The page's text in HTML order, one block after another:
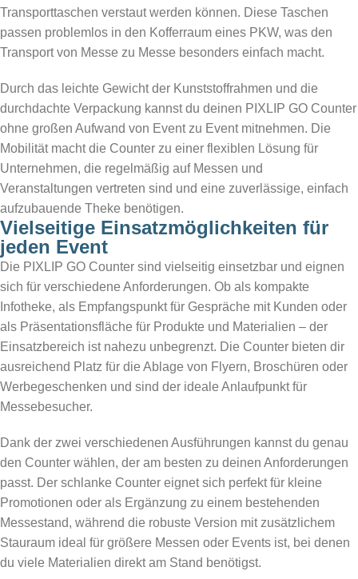
Transporttaschen verstaut werden können. Diese Taschen
passen problemlos in den Kofferraum eines PKW, was den
Transport von Messe zu Messe besonders einfach macht.
Durch das leichte Gewicht der Kunststoffrahmen und die
durchdachte Verpackung kannst du deinen PIXLIP GO Counter
ohne großen Aufwand von Event zu Event mitnehmen. Die
Mobilität macht die Counter zu einer flexiblen Lösung für
Unternehmen, die regelmäßig auf Messen und
Veranstaltungen vertreten sind und eine zuverlässige, einfach
aufzubauende Theke benötigen.
Vielseitige Einsatzmöglichkeiten für
jeden Event
Die PIXLIP GO Counter sind vielseitig einsetzbar und eignen
sich für verschiedene Anforderungen. Ob als kompakte
Infotheke, als Empfangspunkt für Gespräche mit Kunden oder
als Präsentationsfläche für Produkte und Materialien – der
Einsatzbereich ist nahezu unbegrenzt. Die Counter bieten dir
ausreichend Platz für die Ablage von Flyern, Broschüren oder
Werbegeschenken und sind der ideale Anlaufpunkt für
Messebesucher.
Dank der zwei verschiedenen Ausführungen kannst du genau
den Counter wählen, der am besten zu deinen Anforderungen
passt. Der schlanke Counter eignet sich perfekt für kleine
Promotionen oder als Ergänzung zu einem bestehenden
Messestand, während die robuste Version mit zusätzlichem
Stauraum ideal für größere Messen oder Events ist, bei denen
du viele Materialien direkt am Stand benötigst.